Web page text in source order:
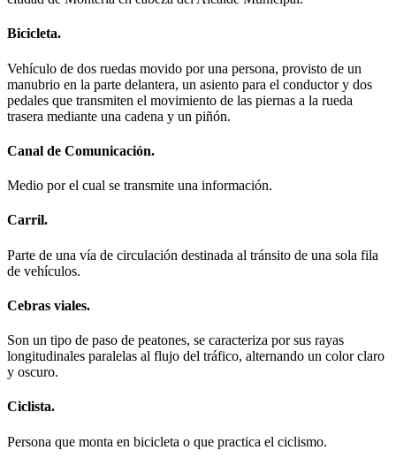
Bicicleta.
Vehículo de dos ruedas movido por una persona, provisto de un
manubrio en la parte delantera, un asiento para el conductor y dos
pedales que transmiten el movimiento de las piernas a la rueda
trasera mediante una cadena y un piñón.
Canal de Comunicación.
Medio por el cual se transmite una información.
Carril.
Parte de una vía de circulación destinada al tránsito de una sola fila
de vehículos.
Cebras viales.
Son un tipo de paso de peatones, se caracteriza por sus rayas
longitudinales paralelas al flujo del tráfico, alternando un color claro
y oscuro.
Ciclista.
Persona que monta en bicicleta o que practica el ciclismo.